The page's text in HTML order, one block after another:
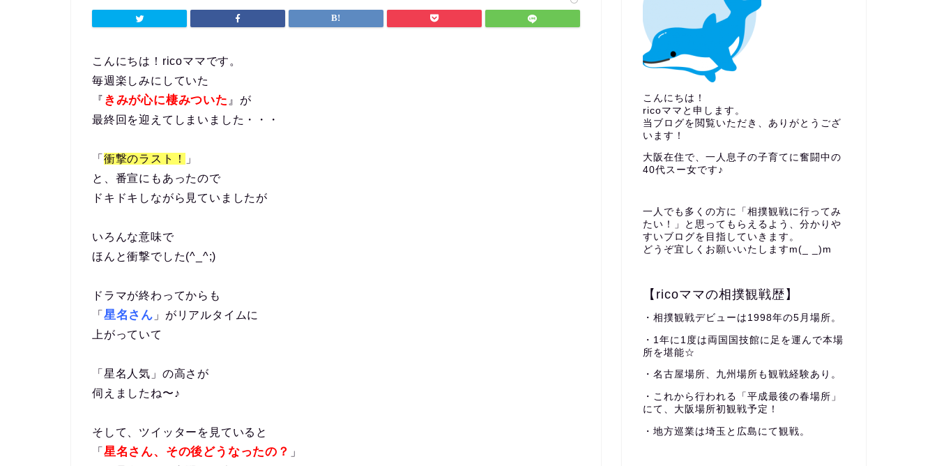
こんにちは！ricoママです。
毎週楽しみにしていた
『 きみが心に棲みついた 』が
最終回を迎えてしまいました・・・
「 衝撃のラスト！
」
と、番宣にもあったので
ドキドキしながら見ていましたが
いろんな意味で
ほんと衝撃でした(^_^;)
ドラマが終わってからも
「 星名さん 」がリアルタイムに
上がっていて
「星名人気」の高さが
伺えましたね〜♪
そして、ツイッターを見ていると
「 星名さん、その後どうなったの？ 」
こんにちは！
ricoママと申します。
当ブログを閲覧いただき、ありがとうござ
います！
大阪在住で、一人息子の子育てに奮闘中の
40代スー女です♪
一人でも多くの方に「相撲観戦に行ってみ
たい！」と思ってもらえるよう、分かりや
すいブログを目指していきます。
どうぞ宜しくお願いいたしますm(_ _)m
【ricoママの相撲観戦歴】
・相撲観戦デビューは1998年の5月場所。
・1年に1度は両国国技館に足を運んで本場
所を堪能☆
・名古屋場所、九州場所も観戦経験あり。
・これから行われる「平成最後の春場所」
にて、大阪場所初観戦予定！
・地方巡業は埼玉と広島にて観戦。